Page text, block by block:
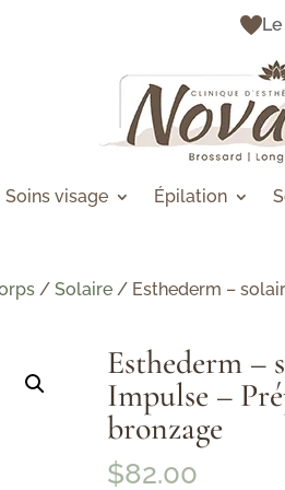
Soins visage Épilation
/Solaire / Esthederm –
Esthederm –
Impulse –
bronzage
$82.00